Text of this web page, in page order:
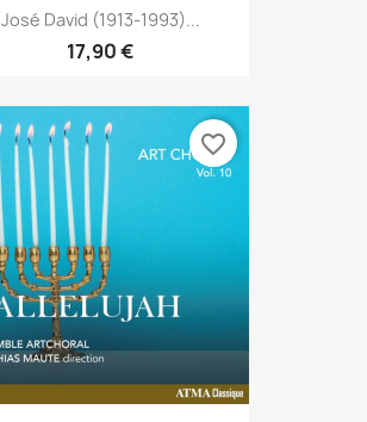
José David (1913-1993)...
17,90 €
favorite_border